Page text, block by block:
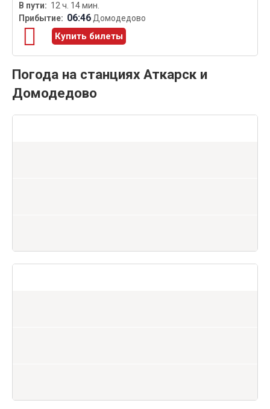
12 ч. 14 мин.
06:46Домодедово
Купить билеты
Погода на станциях Аткарск и
Домодедово